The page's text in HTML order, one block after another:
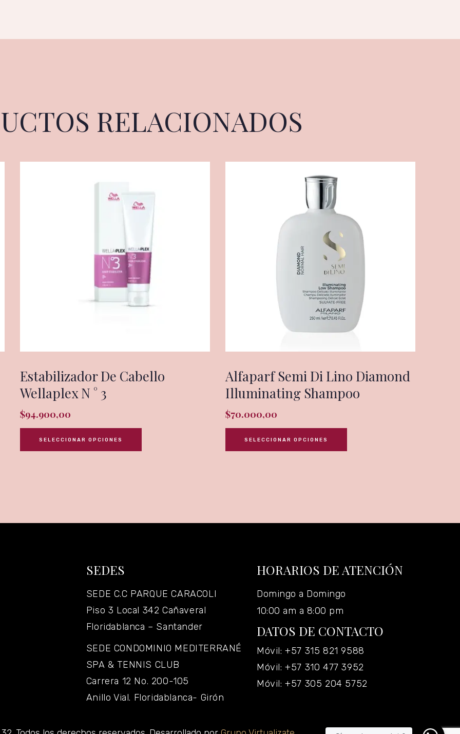
RELACIONADOS
Estabilizador De Cabello
Wellaplex N ° 3
$94.900,00
SELECCIONAR OPCIONES
Alfaparf Semi Di Lino Diamond
Illuminating Shampoo
$70.000,00
SELECCIONAR OPCIONES
SEDES
SEDE C.C PARQUE CARACOLI
Piso 3 Local 342 Cañaveral
Floridablanca – Santander
SEDE CONDOMINIO MEDITERRANÉ
SPA & TENNIS CLUB
Carrera 12 No. 200-105
Anillo Vial. Floridablanca- Girón
HORARIOS DE ATENCIÓN
Domingo a Domingo
10:00 am a 8:00 pm
DATOS DE CONTACTO
Móvil: +57 315 821 9588
Móvil: +57 310 477 3952
Móvil: +57 305 204 5752